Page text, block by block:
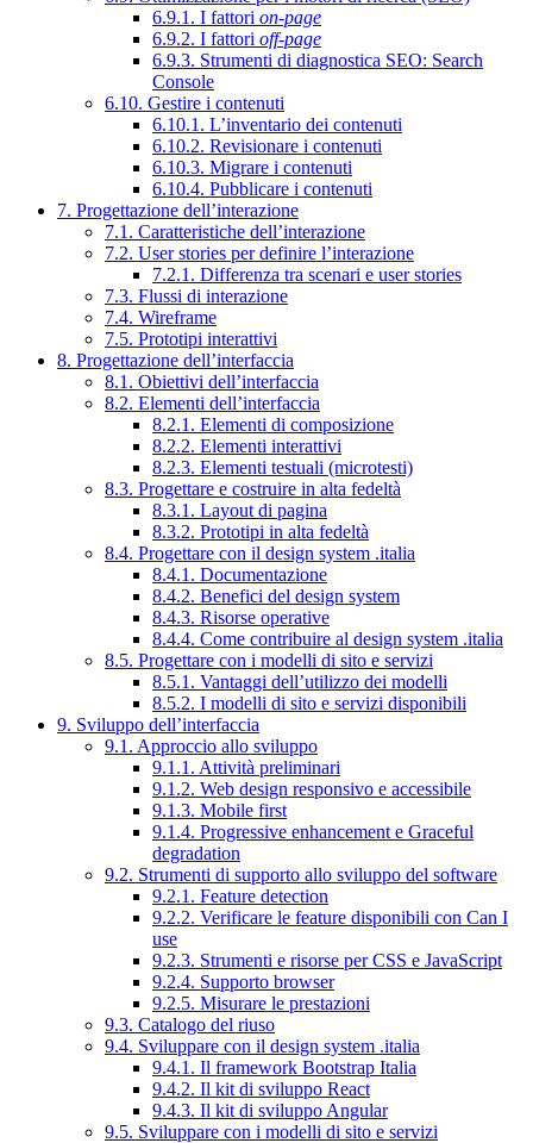
6.9.1. I fattori on-page
6.9.2. I fattori off-page
6.9.3. Strumenti di diagnostica SEO: Search
Console
6.10. Gestire i contenuti
6.10.1. L’inventario dei contenuti
6.10.2. Revisionare i contenuti
6.10.3. Migrare i contenuti
6.10.4. Pubblicare i contenuti
7. Progettazione dell’interazione
7.1. Caratteristiche dell’interazione
7.2. User stories per definire l’interazione
7.2.1. Differenza tra scenari e user stories
7.3. Flussi di interazione
7.4. Wireframe
7.5. Prototipi interattivi
8. Progettazione dell’interfaccia
8.1. Obiettivi dell’interfaccia
8.2. Elementi dell’interfaccia
8.2.1. Elementi di composizione
8.2.2. Elementi interattivi
8.2.3. Elementi testuali (microtesti)
8.3. Progettare e costruire in alta fedeltà
8.3.1. Layout di pagina
8.3.2. Prototipi in alta fedeltà
8.4. Progettare con il design system .italia
8.4.1. Documentazione
8.4.2. Benefici del design system
8.4.3. Risorse operative
8.4.4. Come contribuire al design system .italia
8.5. Progettare con i modelli di sito e servizi
8.5.1. Vantaggi dell’utilizzo dei modelli
8.5.2. I modelli di sito e servizi disponibili
9. Sviluppo dell’interfaccia
9.1. Approccio allo sviluppo
9.1.1. Attività preliminari
9.1.2. Web design responsivo e accessibile
9.1.3. Mobile first
9.1.4. Progressive enhancement e Graceful
degradation
9.2. Strumenti di supporto allo sviluppo del software
9.2.1. Feature detection
9.2.2. Verificare le feature disponibili con Can I
use
9.2.3. Strumenti e risorse per CSS e JavaScript
9.2.4. Supporto browser
9.2.5. Misurare le prestazioni
9.3. Catalogo del riuso
9.4. Sviluppare con il design system .italia
9.4.1. Il framework Bootstrap Italia
9.4.2. Il kit di sviluppo React
9.4.3. Il kit di sviluppo Angular
9.5. Sviluppare con i modelli di sito e servizi